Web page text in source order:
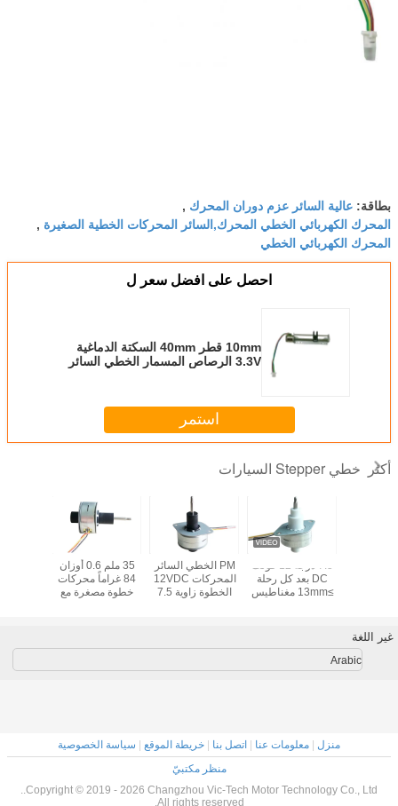
بطاقة: عالية السائر عزم دوران المحرك ,
المحرك الكهربائي الخطي المحرك,السائر المحركات الخطية الصغيرة ,
المحرك الكهربائي الخطي
احصل على افضل سعر ل
10mm قطر 40mm السكتة الدماغية
3.3V الرصاص المسمار الخطي السائر
استمر
أكثر خطي Stepper السيارات
35 ملم 0.6 أوزان
84 غراماً محركات
خطوة مصغرة مع
PM الخطي السائر
المحركات 12VDC
الخطوة زاوية 7.5
DC بعد كل رحلة
≥13mm مغناطيس
غير اللغة
Arabic
منزل | معلومات عنا | اتصل بنا | خريطة الموقع | سياسة الخصوصية
منظر مكتبيّ
Copyright © 2019 - 2026 Changzhou Vic-Tech Motor Technology Co., Ltd..
All rights reserved.